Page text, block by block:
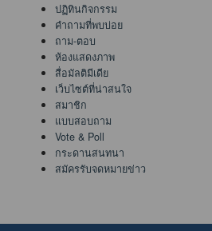
ปฏิทินกิจกรรม
คำถามที่พบบ่อย
ถาม-ตอบ
ห้องแสดงภาพ
สื่อมัลติมีเดีย
เว็บไซต์ที่น่าสนใจ
สมาชิก
แบบสอบถาม
Vote & Poll
กระดานสนทนา
สมัครรับจดหมายข่าว